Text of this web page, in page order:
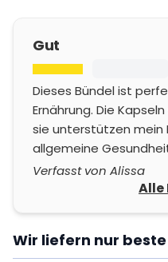
Gut
Dieses Bündel ist
Ernährung. Die
sie unterstützen mein
allgemeine
Verfasst von Alissa
Alle
Wir liefern nur